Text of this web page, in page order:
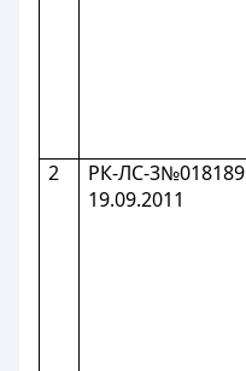
2
РК-ЛС-3№018189
19.09.2011